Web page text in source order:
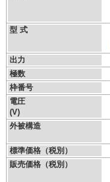
型 式
出力
極数
枠番号
電圧
(V)
外被構造
標準価格（税別）
販売価格（税別）